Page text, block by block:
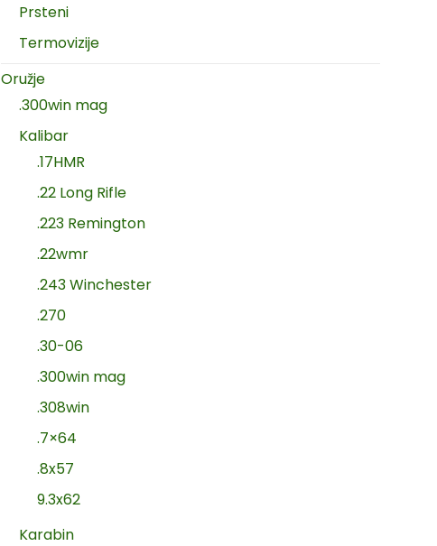
Prsteni
Termovizije
Oružje
.300win mag
Kalibar
.17HMR
.22 Long Rifle
.223 Remington
.22wmr
.243 Winchester
.270
.30-06
.300win mag
.308win
.7×64
.8x57
9.3x62
Karabin